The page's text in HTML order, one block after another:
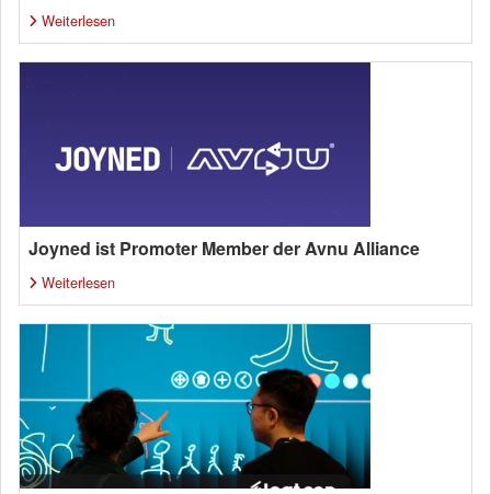
Weiterlesen
Joyned ist Promoter Member der Avnu Alliance
Weiterlesen